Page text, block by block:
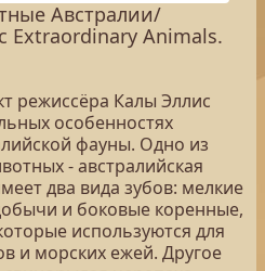
Австралии/
Extraordinary Animals.
режиссёра Калы Эллис
особенностях
фауны. Одно из
- австралийская
два вида зубов: мелкие
и боковые коренные,
используются для
и морских ежей. Другое